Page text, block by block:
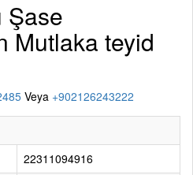
Şase
Mutlaka teyid
Veya +902126243222
22311094916